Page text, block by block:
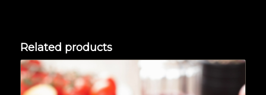
Related products